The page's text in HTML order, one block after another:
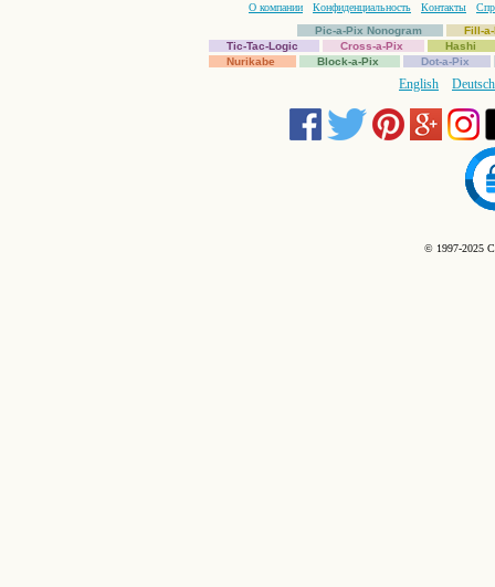
О компании Конфиденциальность Контакты
Pic-a-Pix Nonogram
Fill-
Tic-Tac-Logic
Cross-a-Pix
Hashi
Nurikabe
Block-a-Pix Dot-a-Pix
English Deutsch
© 1997-2025